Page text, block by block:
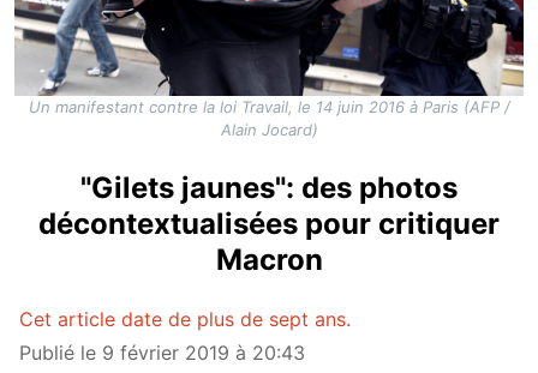
Un manifestant contre la loi Travail, le 14 juin 2016 à Paris (AFP /
Alain Jocard)
"Gilets jaunes": des photos
décontextualisées pour critiquer
Macron
Cet article date de plus de sept ans.
Publié le 9 février 2019 à 20:43